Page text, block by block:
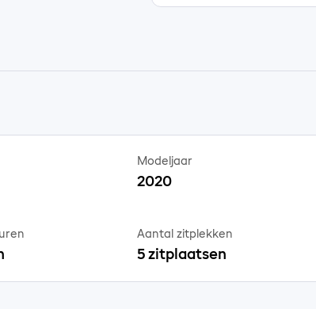
Modeljaar
2020
Aantal zitplekken
5 zitplaatsen